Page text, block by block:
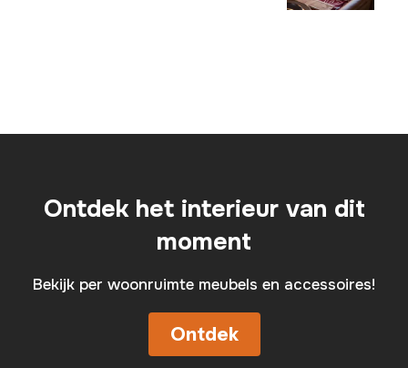
Ontdek het interieur van dit
moment
Bekijk per woonruimte meubels en accessoires!
Ontdek